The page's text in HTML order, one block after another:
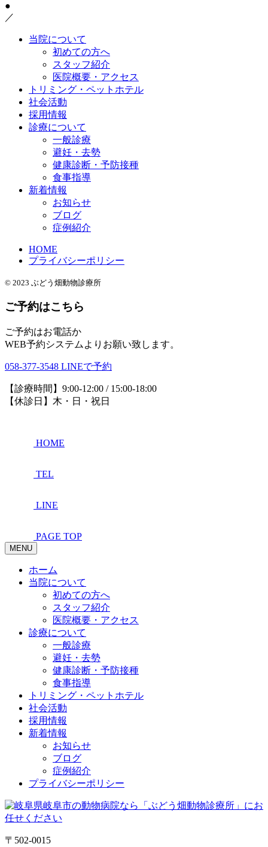
●
／
当院について
初めての方へ
スタッフ紹介
医院概要・アクセス
トリミング・ペットホテル
社会活動
採用情報
診療について
一般診療
避妊・去勢
健康診断・予防接種
食事指導
新着情報
お知らせ
ブログ
症例紹介
HOME
プライバシーポリシー
© 2023 ぶどう畑動物診療所
ご予約はこちら
ご予約はお電話か
WEB予約システムよりお願い致します。
058-377-3548 LINEで予約
【診療時間】9:00-12:00 / 15:00-18:00
【休診日】木・日・祝日
HOME
TEL
LINE
PAGE TOP
MENU
ホーム
当院について
初めての方へ
スタッフ紹介
医院概要・アクセス
診療について
一般診療
避妊・去勢
健康診断・予防接種
食事指導
トリミング・ペットホテル
社会活動
採用情報
新着情報
お知らせ
ブログ
症例紹介
プライバシーポリシー
〒502-0015